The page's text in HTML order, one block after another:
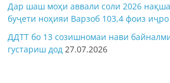
Дар шаш моҳи аввали соли 2026
буҷети ноҳияи Варзоб 103,4 фоиз
ДДТТ бо 13 созишномаи нави
густариш дод 27.07.2026